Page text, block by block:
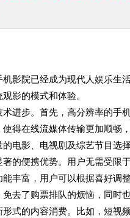
影院已经成为现代人娱乐
影的模式和体验。
进步。首先，高分辨率的手
得在线流媒体传输更加顺
电影、电视剧及综艺节目选
的便携优势。用户无需受限
丰富，用户可以根据喜好调
去了购票排队的烦恼，同时
式的内容消费。比如，短视